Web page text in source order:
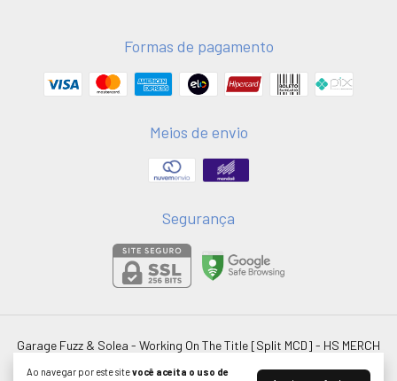
Ao navegar por este sitevocê aceita o uso de
Formas de pagamento
Meios de envio
Segurança
Garage Fuzz & Solea - Working On The Title [Split MCD] - HS MERCH